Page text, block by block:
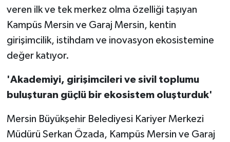
veren ilk ve tek merkez olma özelliği taşıyan
Kampüs Mersin ve Garaj Mersin, kentin
girişimcilik, istihdam ve inovasyon ekosistemine
değer katıyor.
'Akademiyi, girişimcileri ve sivil toplumu
buluşturan güçlü bir ekosistem oluşturduk'
Mersin Büyükşehir Belediyesi Kariyer Merkezi
Müdürü Serkan Özada, Kampüs Mersin ve Garaj